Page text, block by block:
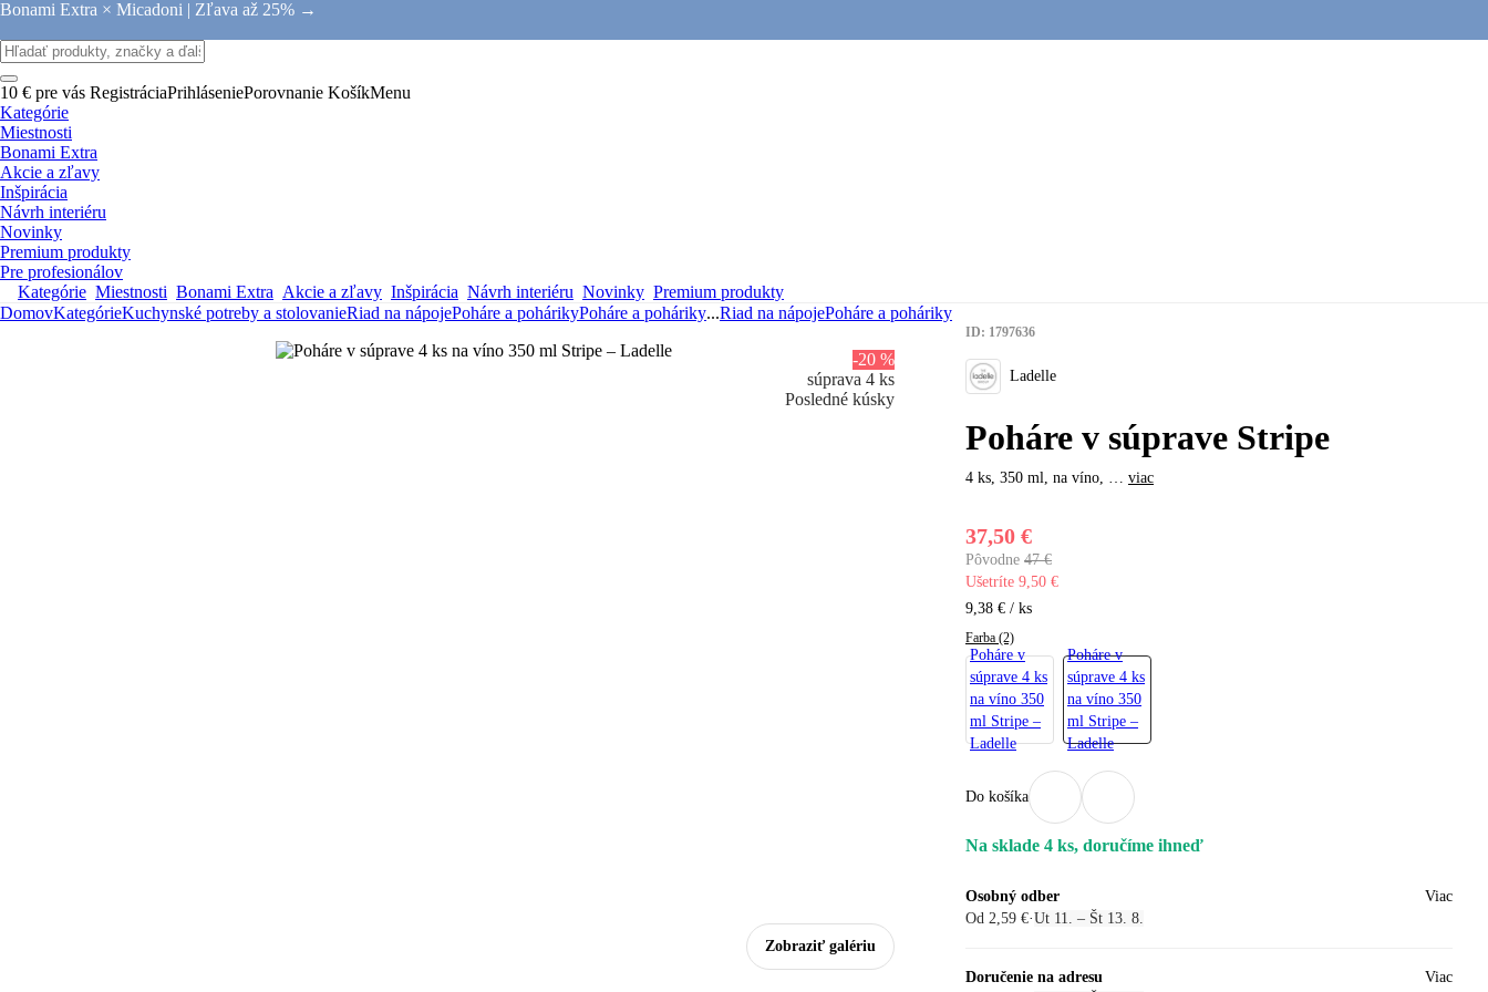
Bonami Extra × Micadoni | Zľava až 25% →
10 € pre vás RegistráciaPrihláseniePorovnanie KošíkMenu
Kategórie
Miestnosti
Bonami Extra
Akcie a zľavy
Inšpirácia
Návrh interiéru
Novinky
Premium produkty
Pre profesionálov
Kategórie Miestnosti Bonami Extra Akcie a zľavy Inšpirácia Návrh interiéru Novinky Premium produkty
DomovKategórieKuchynské potreby a stolovanieRiad na nápojePoháre a pohárikyPoháre a poháriky...Riad na nápojePoháre a poháriky
Zobraziť galériu
-20 %
súprava 4 ks
Posledné kúsky
ID: 1797636
Ladelle
Poháre v súprave Stripe
4 ks, 350 ml, na víno, … viac
37,50 €
Pôvodne 47 €
Ušetríte 9,50 €
9,38 € / ks
Farba (2)
Poháre v
súprave 4 ks
na víno 350
ml Stripe –
Ladelle
Poháre v
súprave 4 ks
na víno 350
ml Stripe –
Ladelle
Do košíka
Na sklade 4 ks, doručíme ihneď
Osobný odber
Od 2,59 €·Ut 11. – Št 13. 8.
Viac
Doručenie na adresu
Viac